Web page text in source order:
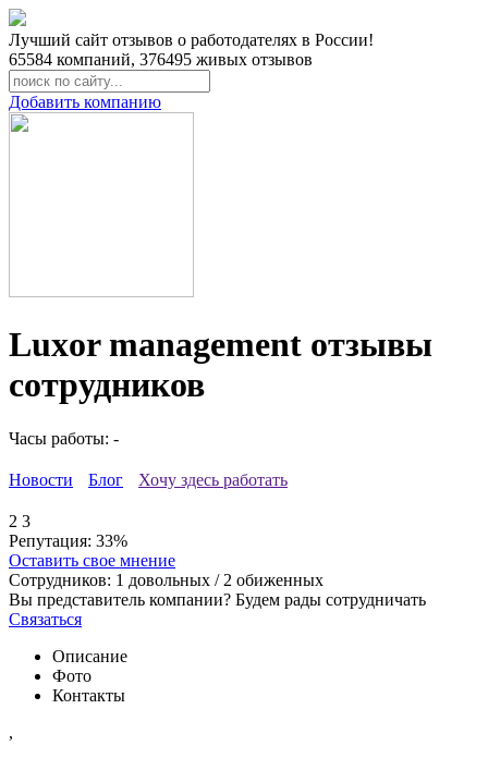
Лучший сайт отзывов о работодателях в России!
65584 компаний, 376495 живых отзывов
Добавить компанию
Luxor management отзывы
сотрудников
Часы работы: -
Новости Блог Хочу здесь работать
2 3
Репутация: 33%
Оставить свое мнение
Сотрудников: 1 довольных / 2 обиженных
Вы представитель компании? Будем рады сотрудничать
Связаться
Описание
Фото
Контакты
,